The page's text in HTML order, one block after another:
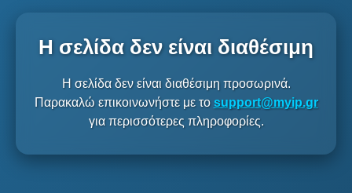
Η σελίδα δεν είναι διαθέσιμη
Η σελίδα δεν είναι διαθέσιμη προσωρινά.
Παρακαλώ επικοινωνήστε με το support@myip.gr
για περισσότερες πληροφορίες.